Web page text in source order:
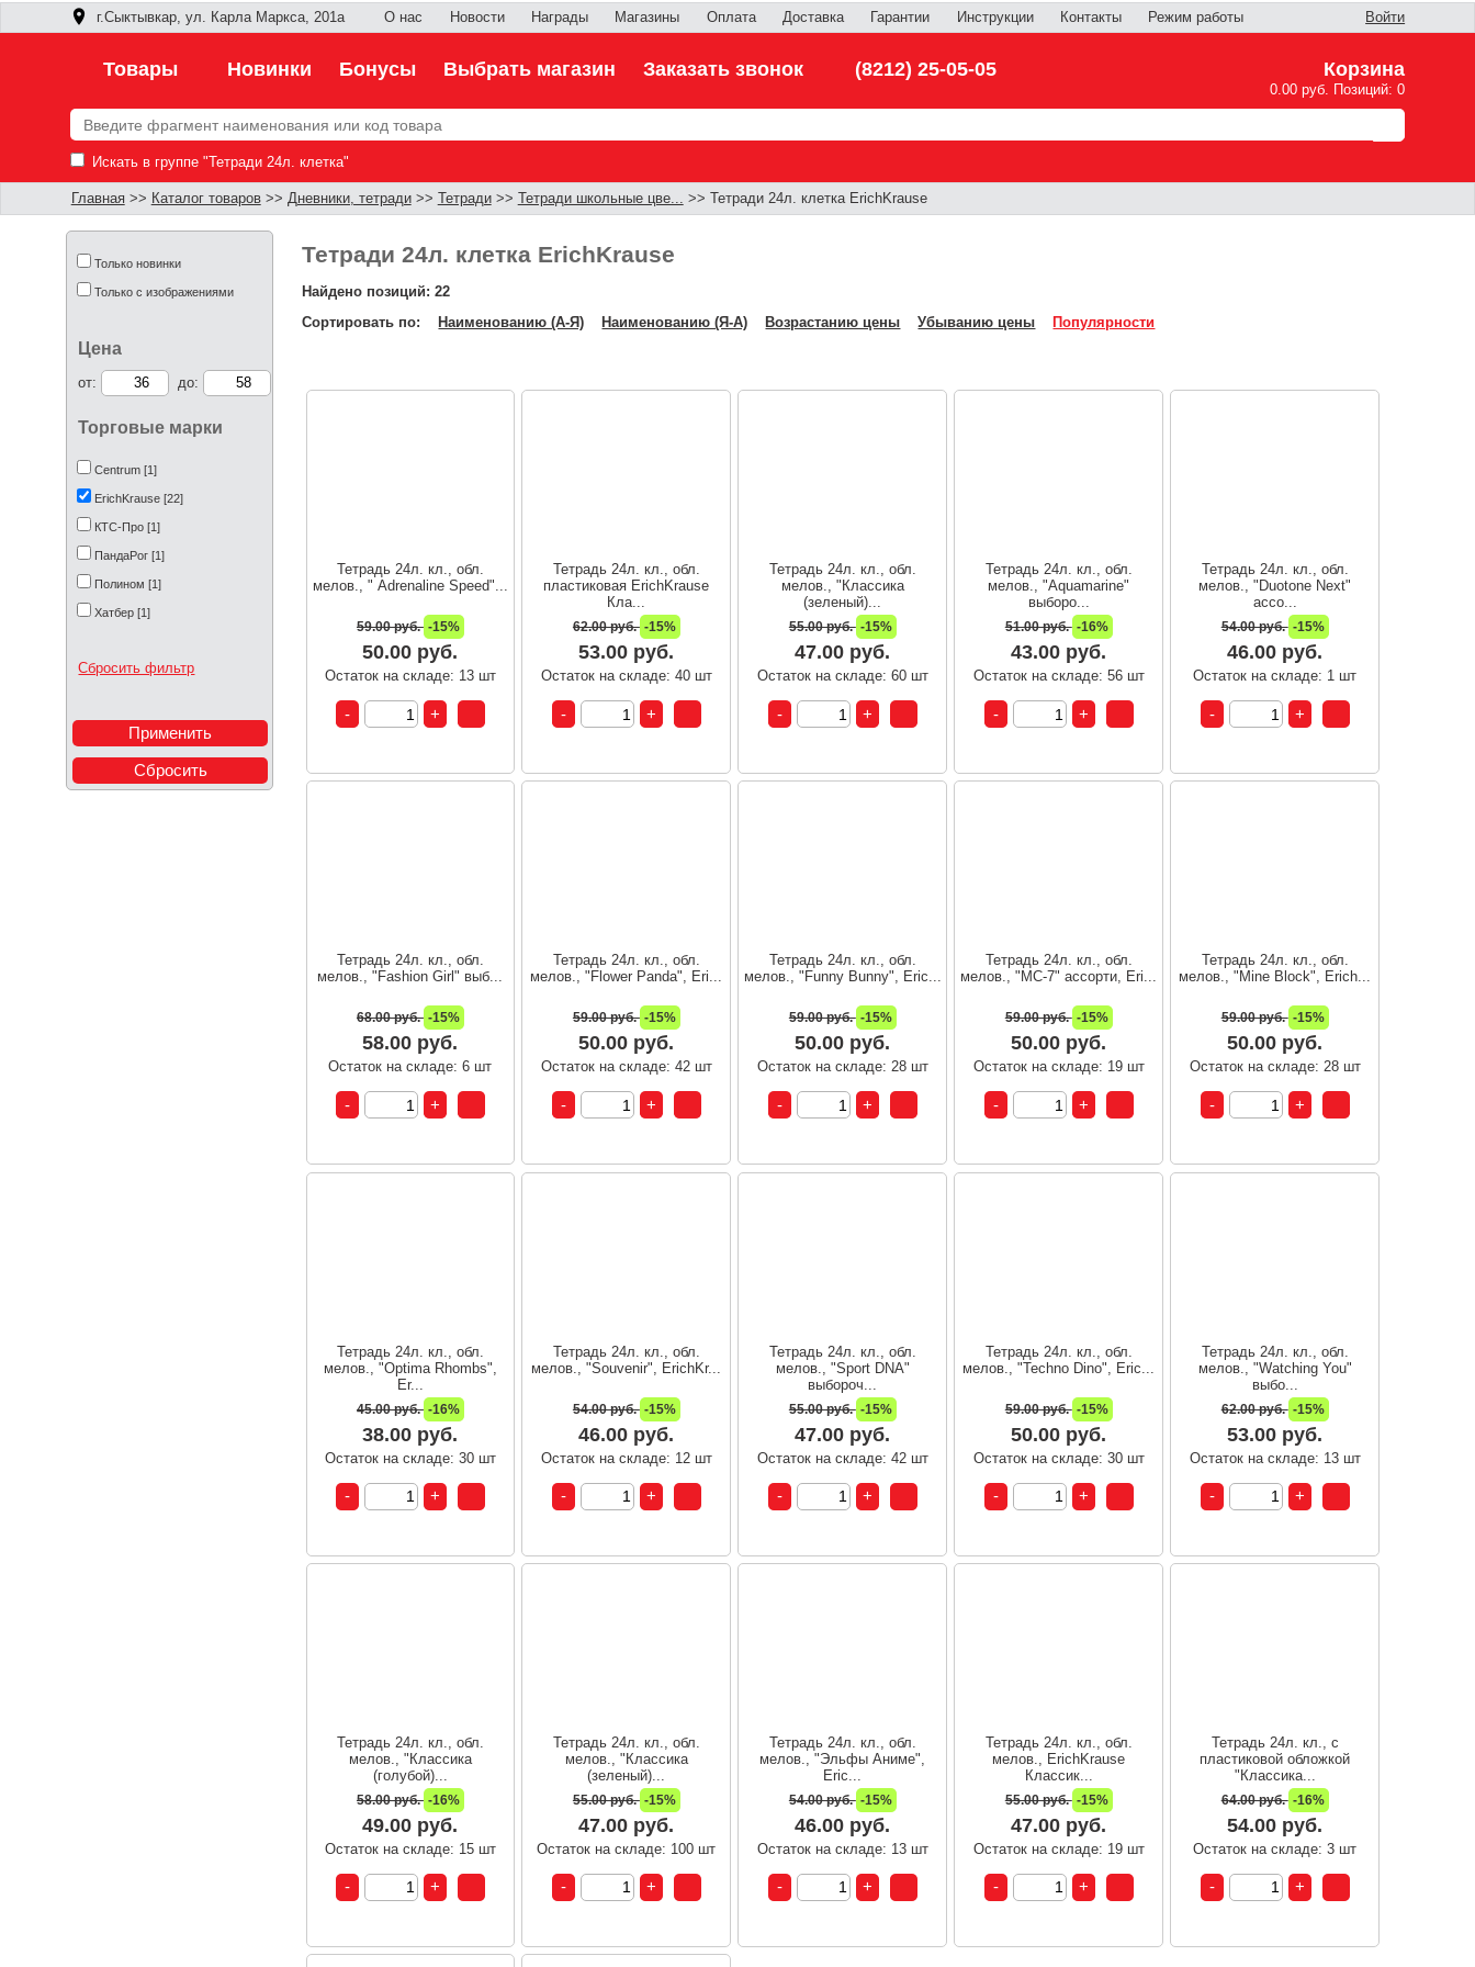
г.Сыктывкар, ул. Карла Маркса, 201а О нас Новости Награды Магазины Оплата Доставка Гарантии Инструкции Контакты Режим работы Войти
Товары Новинки Бонусы Выбрать магазин Заказать звонок (8212) 25-05-05 Корзина
0.00 руб. Позиций: 0
Искать в группе "Тетради 24л. клетка"
Главная>> Каталог товаров>> Дневники, тетради>> Тетради>> Тетради школьные цве... >> Тетради 24л. клетка ErichKrause
Только новинки
Только с изображениями
Цена
от: до:
Торговые марки
Centrum [1]
ErichKrause [22]
КТС-Про [1]
ПандаРог [1]
Полином [1]
Хатбер [1]
Сбросить фильтр
Тетради 24л. клетка ErichKrause
Найдено позиций: 22
Сортировать по:Наименованию (А-Я) Наименованию (Я-А) Возрастанию цены Убыванию цены Популярности
Тетрадь 24л. кл., обл.
мелов., " Adrenaline Speed"...
59.00 руб. -15%
50.00 руб.
Остаток на складе: 13 шт
Тетрадь 24л. кл., обл.
пластиковая ErichKrause
Кла...
62.00 руб. -15%
53.00 руб.
Остаток на складе: 40 шт
Тетрадь 24л. кл., обл.
мелов., "Классика
(зеленый)...
55.00 руб. -15%
47.00 руб.
Остаток на складе: 60 шт
Тетрадь 24л. кл., обл.
мелов., "Aquamarine"
выборо...
51.00 руб. -16%
43.00 руб.
Остаток на складе: 56 шт
Тетрадь 24л. кл., обл.
мелов., "Duotone Next"
ассо...
54.00 руб. -15%
46.00 руб.
Остаток на складе: 1 шт
Тетрадь 24л. кл., обл.
мелов., "Fashion Girl" выб...
68.00 руб. -15%
58.00 руб.
Остаток на складе: 6 шт
Тетрадь 24л. кл., обл.
мелов., "Flower Panda", Eri...
59.00 руб. -15%
50.00 руб.
Остаток на складе: 42 шт
Тетрадь 24л. кл., обл.
мелов., "Funny Bunny", Eric...
59.00 руб. -15%
50.00 руб.
Остаток на складе: 28 шт
Тетрадь 24л. кл., обл.
мелов., "MC-7" ассорти, Eri...
59.00 руб. -15%
50.00 руб.
Остаток на складе: 19 шт
Тетрадь 24л. кл., обл.
мелов., "Mine Block", Erich...
59.00 руб. -15%
50.00 руб.
Остаток на складе: 28 шт
Тетрадь 24л. кл., обл.
мелов., "Optima Rhombs",
Er...
45.00 руб. -16%
38.00 руб.
Остаток на складе: 30 шт
Тетрадь 24л. кл., обл.
мелов., "Souvenir", ErichKr...
54.00 руб. -15%
46.00 руб.
Остаток на складе: 12 шт
Тетрадь 24л. кл., обл.
мелов., "Sport DNA"
выбороч...
55.00 руб. -15%
47.00 руб.
Остаток на складе: 42 шт
Тетрадь 24л. кл., обл.
мелов., "Techno Dino", Eric...
59.00 руб. -15%
50.00 руб.
Остаток на складе: 30 шт
Тетрадь 24л. кл., обл.
мелов., "Watching You"
выбо...
62.00 руб. -15%
53.00 руб.
Остаток на складе: 13 шт
Тетрадь 24л. кл., обл.
мелов., "Классика
(голубой)...
58.00 руб. -16%
49.00 руб.
Остаток на складе: 15 шт
Тетрадь 24л. кл., обл.
мелов., "Классика
(зеленый)...
55.00 руб. -15%
47.00 руб.
Остаток на складе: 100 шт
Тетрадь 24л. кл., обл.
мелов., "Эльфы Аниме",
Eric...
54.00 руб. -15%
46.00 руб.
Остаток на складе: 13 шт
Тетрадь 24л. кл., обл.
мелов., ErichKrause
Классик...
55.00 руб. -15%
47.00 руб.
Остаток на складе: 19 шт
Тетрадь 24л. кл., с
пластиковой обложкой
"Классика...
64.00 руб. -16%
54.00 руб.
Остаток на складе: 3 шт